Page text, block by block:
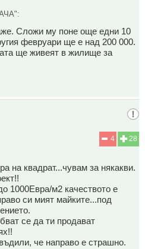
Сложи му поне още едни 10
февруари ще е над 200 000.
ще живеят в жилище за
28
4
на квадрат...чувам за някакви.
1000Евра/м2 качеството е
си мият майките...под
се да ти продават
че направо е страшно.